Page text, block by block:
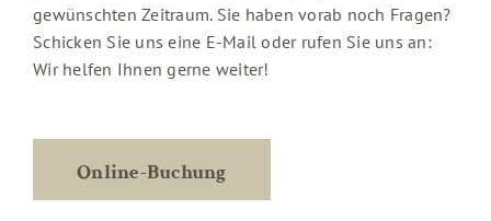
gewünschten Zeitraum. Sie haben vorab noch Fragen?
Schicken Sie uns eine E-Mail oder rufen Sie uns an:
Wir helfen Ihnen gerne weiter!
Online-Buchung